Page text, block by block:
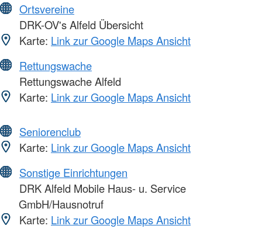
Ortsvereine
DRK-OV's Alfeld Übersicht
Karte: Link zur Google Maps Ansicht
Rettungswache
Rettungswache Alfeld
Karte: Link zur Google Maps Ansicht
Seniorenclub
Karte: Link zur Google Maps Ansicht
Sonstige Einrichtungen
DRK Alfeld Mobile Haus- u. Service
GmbH/Hausnotruf
Karte: Link zur Google Maps Ansicht